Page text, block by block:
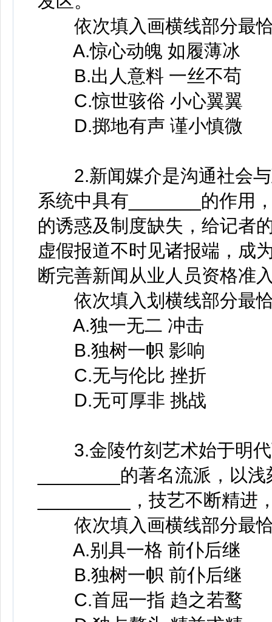
依次填入画横线部分最
A.惊心动魄 如履薄冰
B.出人意料 一丝不苟
C.惊世骇俗 小心翼翼
D.掷地有声 谨小慎微
2.新闻媒介是沟通社会与
系统中具有_______的作用
的诱惑及制度缺失，给记者
虚假报道不时见诸报端，成
断完善新闻从业人员资格准
依次填入划横线部分最
A.独一无二 冲击
B.独树一帜 影响
C.无与伦比 挫折
D.无可厚非 挑战
3.金陵竹刻艺术始于明代
________的著名流派，以
_________，技艺不断精进
依次填入画横线部分最
A.别具一格 前仆后继
B.独树一帜 前仆后继
C.首屈一指 趋之若鹜